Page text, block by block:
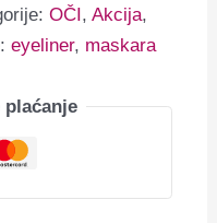
OČI,Akcija,
eyeliner, maskara